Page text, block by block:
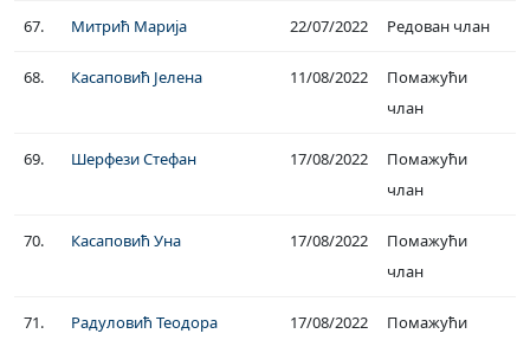
67. Митрић Марија 22/07/2022 Редован члан
68. Касаповић Јелена 11/08/2022
Помажући
члан
69. Шерфези Стефан 17/08/2022
Помажући
члан
70. Касаповић Уна 17/08/2022
Помажући
члан
71. Радуловић Теодора 17/08/2022
Помажући